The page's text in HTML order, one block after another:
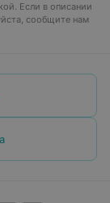
Если в описании
сообщите нам